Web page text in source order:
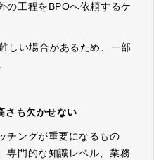
の工程をBPOへ依頼するケ
しい場合があるため、一部
さも欠かせない
チングが重要になるもの
専門的な知識レベル、業務